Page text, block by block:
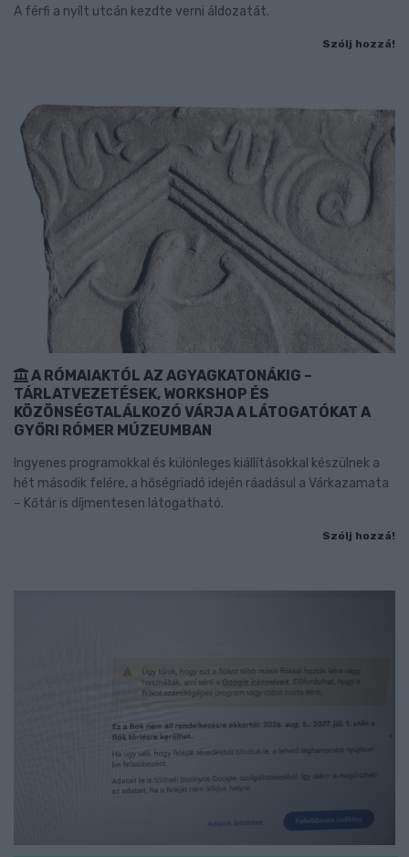
A férfi a nyílt utcán kezdte verni áldozatát.
Szólj hozzá!
A RÓMAIAKTÓL AZ AGYAGKATONÁKIG –
TÁRLATVEZETÉSEK, WORKSHOP ÉS
KÖZÖNSÉGTALÁLKOZÓ VÁRJA A LÁTOGATÓKAT A
GYŐRI RÓMER MÚZEUMBAN
Ingyenes programokkal és különleges kiállításokkal készülnek a
hét második felére, a hőségriadó idején ráadásul a Várkazamata
– Kőtár is díjmentesen látogatható.
Szólj hozzá!